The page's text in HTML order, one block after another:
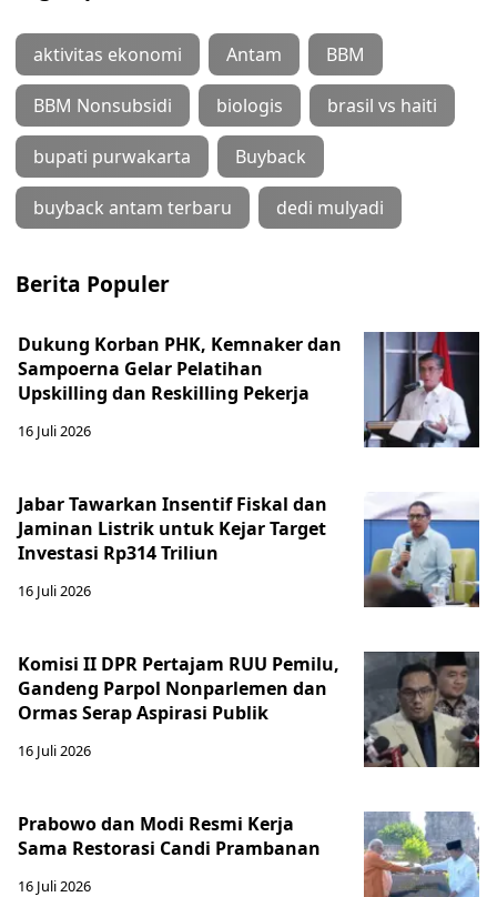
aktivitas ekonomi Antam BBM
BBM Nonsubsidi biologis brasil vs haiti
bupati purwakarta Buyback
buyback antam terbaru dedi mulyadi
Berita Populer
Dukung Korban PHK, Kemnaker dan
Sampoerna Gelar Pelatihan
Upskilling dan Reskilling Pekerja
16 Juli 2026
Jabar Tawarkan Insentif Fiskal dan
Jaminan Listrik untuk Kejar Target
Investasi Rp314 Triliun
16 Juli 2026
Komisi II DPR Pertajam RUU Pemilu,
Gandeng Parpol Nonparlemen dan
Ormas Serap Aspirasi Publik
16 Juli 2026
Prabowo dan Modi Resmi Kerja
Sama Restorasi Candi Prambanan
16 Juli 2026